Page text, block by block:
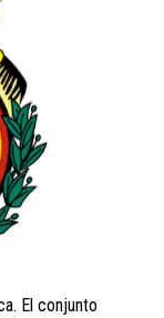
El conjunto